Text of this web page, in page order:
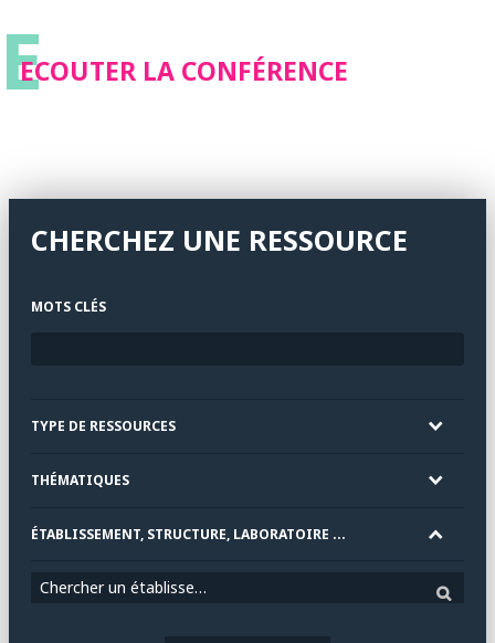
E
ECOUTER LA CONFÉRENCE
CHERCHEZ UNE RESSOURCE
MOTS CLÉS
TYPE DE RESSOURCES
THÉMATIQUES
ÉTABLISSEMENT, STRUCTURE, LABORATOIRE ...
Chercher un établissement